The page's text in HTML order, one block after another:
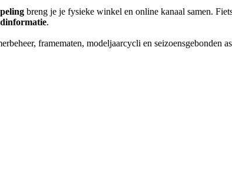
breng je je fysieke winkel en online kanaal samen.
.
framematen, modeljaarcycli en seizoensgebonden